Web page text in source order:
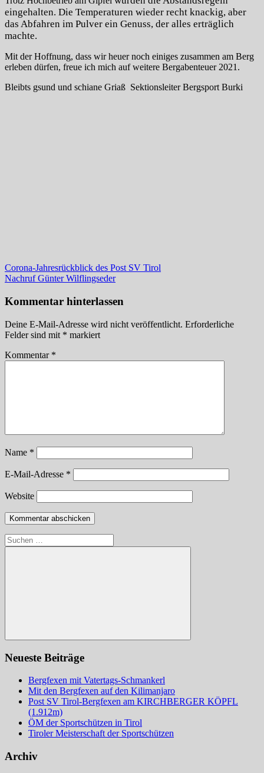
eingehalten. Die Temperaturen wieder recht knackig, aber
das Abfahren im Pulver ein Genuss, der alles erträglich
machte.
Mit der Hoffnung, dass wir heuer noch einiges zusammen am Berg
erleben dürfen, freue ich mich auf weitere Bergabenteuer 2021.
Bleibts gsund und schiane Griaß Sektionsleiter Bergsport Burki
Beitragsnavigation
Vorheriger
Beitrag:
Corona-Jahresrückblick des Post SV Tirol
Nächster
Nachruf Günter Wilflingseder
Kommentar hinterlassen
Deine E-Mail-Adresse wird nicht veröffentlicht. Erforderliche
Felder sind mit * markiert
Kommentar *
Name *
E-Mail-Adresse *
Website
Suchen
nach:
Suchen
Neueste Beiträge
Bergfexen mit Vatertags-Schmankerl
Mit den Bergfexen auf den Kilimanjaro
Post SV Tirol-Bergfexen am KIRCHBERGER KÖPFL
(1.912m)
ÖM der Sportschützen in Tirol
Tiroler Meisterschaft der Sportschützen
Archiv